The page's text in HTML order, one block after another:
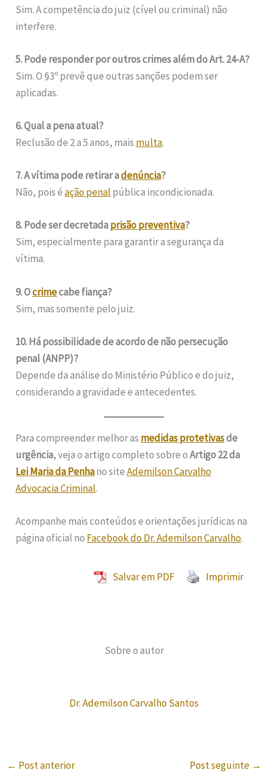
Sim. A competência do juiz (cível ou criminal) não
interfere.
5. Pode responder por outros crimes além do Art. 24-A?
Sim. O §3º prevê que outras sanções podem ser
aplicadas.
6. Qual a pena atual?
Reclusão de 2 a 5 anos, mais multa.
7. A vítima pode retirar adenúncia?
Não, pois éação penal pública incondicionada.
8. Pode ser decretadaprisão preventiva?
Sim, especialmente para garantir a segurança da
vítima.
9. Ocrimecabe fiança?
Sim, mas somente pelo juiz.
10. Há possibilidade de acordo de não persecução
penal (ANPP)?
Depende da análise do Ministério Público e do juiz,
considerando a gravidade e antecedentes.
Para compreender melhor as medidas protetivasde
urgência, veja o artigo completo sobre oArtigo 22 da
Lei Maria da Penhano siteAdemilson Carvalho
Advocacia Criminal.
Acompanhe mais conteúdos e orientações jurídicas na
página oficial no Facebook do Dr. Ademilson Carvalho.
Salvar em PDF Imprimir
Sobre o autor
Dr. Ademilson Carvalho Santos
← Post anterior Post seguinte →